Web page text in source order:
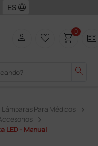
language
search
person favorite_border shopping_cart0 two_pager
Lámparas Para Médicos
LED - Manual